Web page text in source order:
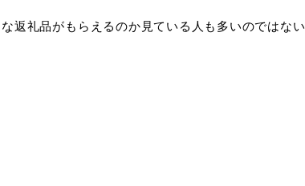
返礼品がもらえるのか見ている人も多いのではない